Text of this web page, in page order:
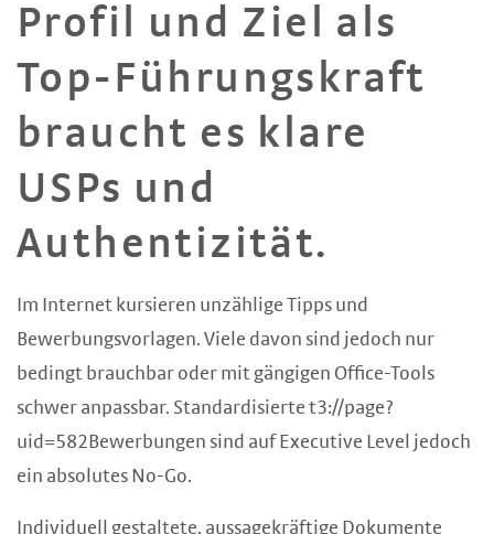
Profil und Ziel als
Top-Führungskraft
braucht es klare
USPs und
Authentizität.
Im Internet kursieren unzählige Tipps und
Bewerbungsvorlagen. Viele davon sind jedoch nur
bedingt brauchbar oder mit gängigen Office-Tools
schwer anpassbar. Standardisierte t3://page?
uid=582Bewerbungen sind auf Executive Level jedoch
ein absolutes No-Go.
Individuell gestaltete, aussagekräftige Dokumente